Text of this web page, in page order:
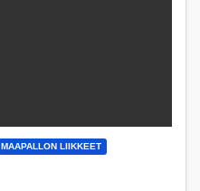
MAAPALLON LIIKKEET